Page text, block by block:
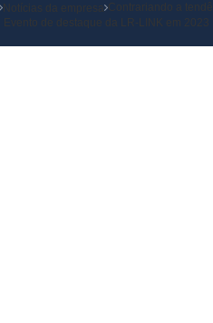
Notícias da empresa
Contrariando a
de destaque da LR-LINK em 2023